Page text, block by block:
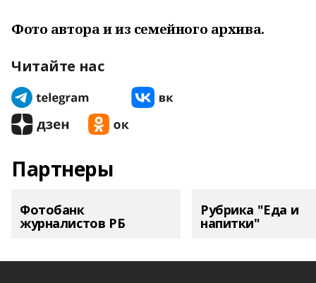
Фото автора и из семейного архива.
Читайте нас
Партнеры
Фотобанк
журналистов РБ
Рубрика "Еда и
напитки"